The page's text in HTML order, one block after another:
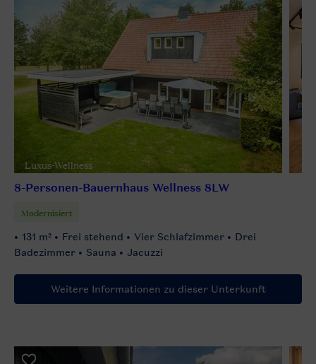
Luxus-Wellness
8-Personen-Bauernhaus Wellness 8LW
Modernisiert
131 m²
Frei stehend Vier Schlafzimmer
Drei
Badezimmer
Sauna Jacuzzi
Weitere Informationen zu dieser Unterkunft